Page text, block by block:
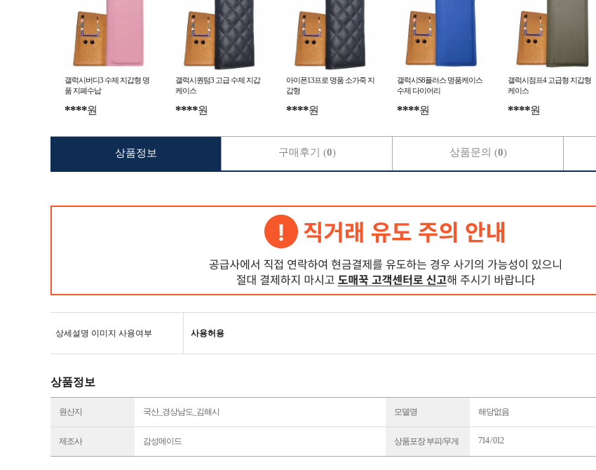
갤럭시버디3 수제 지갑형 명
품 지폐수납
****원
갤럭시퀀텀3 고급 수제 지갑
케이스
****원
아이폰13프로 명품 소가죽 지
갑형
****원
갤럭시S8플러스 명품케이스
수제 다이어리
****원
갤럭시점프4 고급형 지갑형
케이스
****원
상세설명 이미지 사용여부 사용허용
상품정보
원산지 국산_경상남도_김해시 모델명 해당없음
제조사 감성메이드 상품포장 부피/무게 714 / 012
상품정보 구매후기 (0) 상품문의 (0)